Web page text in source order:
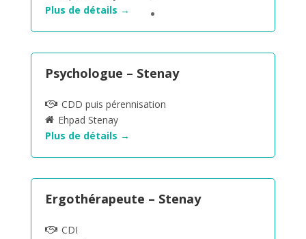
Plus de détails
Psychologue – Stenay
CDD puis pérennisation
Ehpad Stenay
Plus de détails
Ergothérapeute – Stenay
CDI